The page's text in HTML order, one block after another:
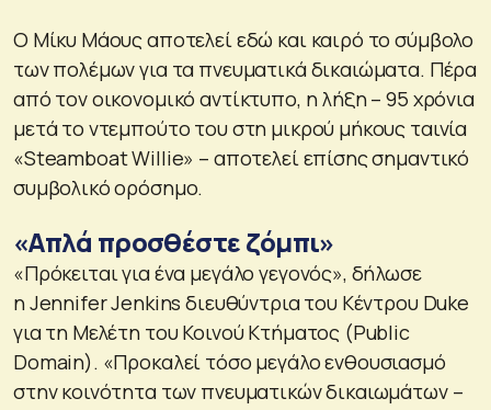
Ο Μίκυ Μάους αποτελεί εδώ και καιρό το σύμβολο
των πολέμων για τα πνευματικά δικαιώματα. Πέρα
από τον οικονομικό αντίκτυπο, η λήξη – 95 χρόνια
μετά το ντεμπούτο του στη μικρού μήκους ταινία
«Steamboat Willie» – αποτελεί επίσης σημαντικό
συμβολικό ορόσημο.
«Απλά προσθέστε ζόμπι»
«Πρόκειται για ένα μεγάλο γεγονός», δήλωσε
η Jennifer Jenkins διευθύντρια του Κέντρου Duke
για τη Μελέτη του Κοινού Κτήματος (Public
Domain). «Προκαλεί τόσο μεγάλο ενθουσιασμό
στην κοινότητα των πνευματικών δικαιωμάτων –